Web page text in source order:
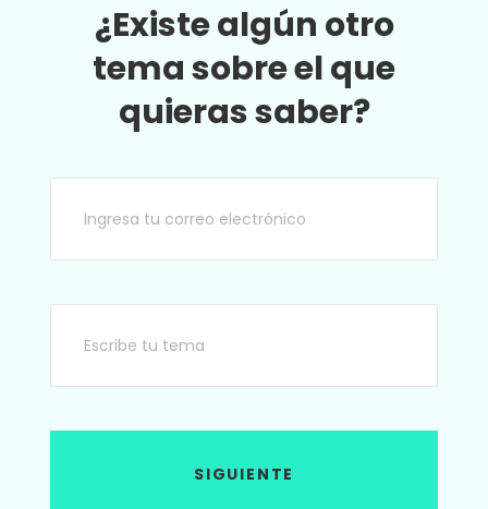
¿Existe algún otro
tema sobre el que
quieras saber?
SIGUIENTE